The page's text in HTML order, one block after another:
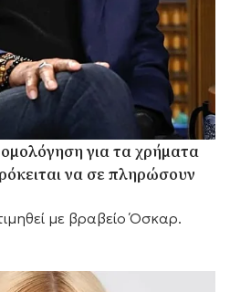
για τα χρήματα
να σε πληρώσουν
με βραβείο Όσκαρ.